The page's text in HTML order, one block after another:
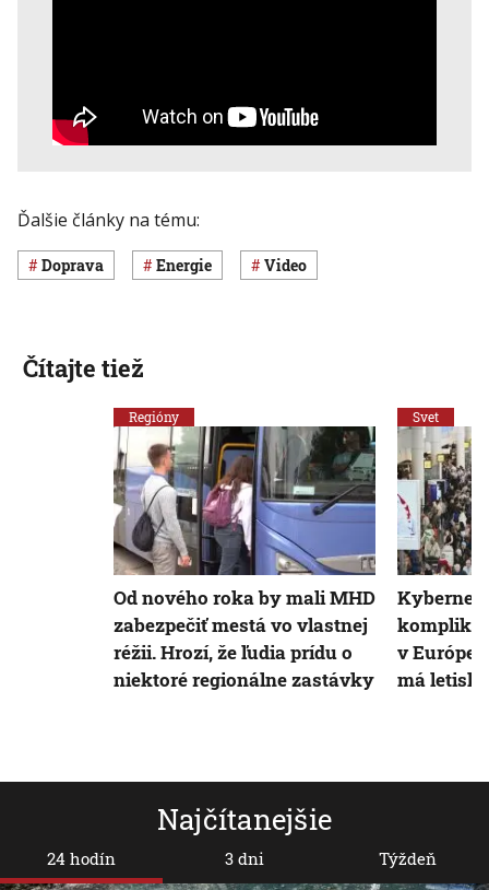
Ďalšie články na tému:
Doprava energie Video
Najčítanejšie
24 hodín 3 dni Týždeň
Čítajte tiež
Regióny
Od nového roka by mali MHD
zabezpečiť mestá vo vlastnej
réžii. Hrozí, že ľudia prídu o
niektoré regionálne zastávky
Svet
v Európe,
má